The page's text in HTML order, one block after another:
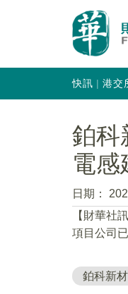
快訊 港交
鉑科
電感
日期：
【財華社
項目公司
鉑科新材